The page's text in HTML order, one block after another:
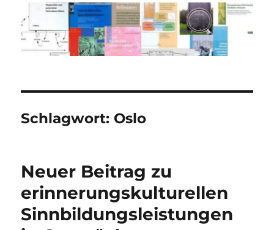
Schlagwort: Oslo
Neuer Beitrag zu
erinnerungskulturellen
Sinnbildungsleistungen